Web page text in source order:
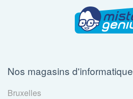
Nos magasins d'informatique
Bruxelles